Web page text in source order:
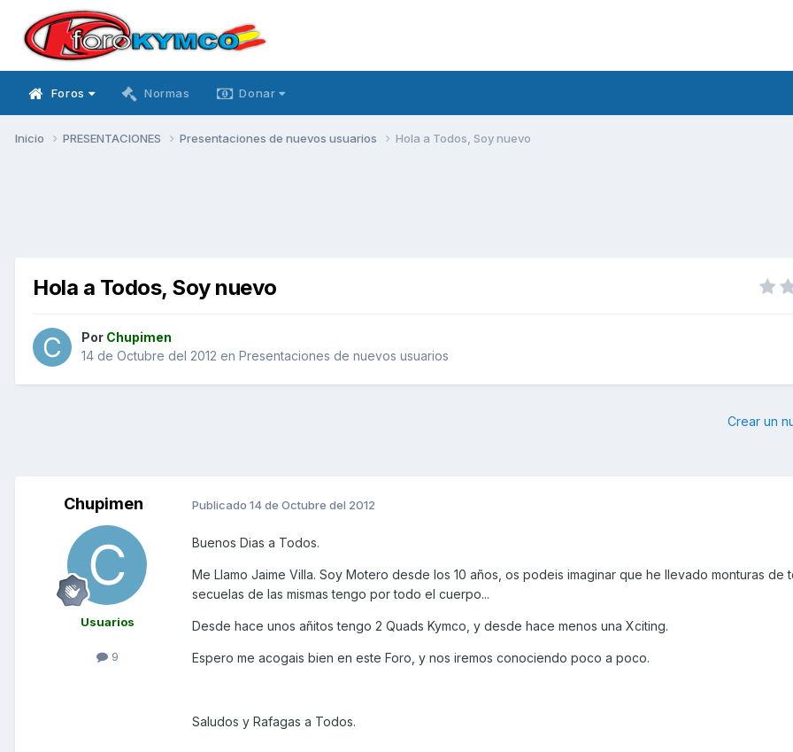
Foros Normas Donar
Inicio PRESENTACIONES Presentaciones de nuevos usuarios Hola a Todos, Soy nuevo
Hola a Todos, Soy nuevo
Por Chupimen
14 de Octubre del 2012 en Presentaciones de nuevos usuarios
Crear un
Chupimen
Usuarios
9
Publicado 14 de Octubre del 2012
Buenos Dias a Todos.
Me Llamo Jaime Villa. Soy Motero desde los 10 años, os podeis imaginar que he llevado monturas de
secuelas de las mismas tengo por todo el cuerpo...
Desde hace unos añitos tengo 2 Quads Kymco, y desde hace menos una Xciting.
Espero me acogais bien en este Foro, y nos iremos conociendo poco a poco.
Saludos y Rafagas a Todos.